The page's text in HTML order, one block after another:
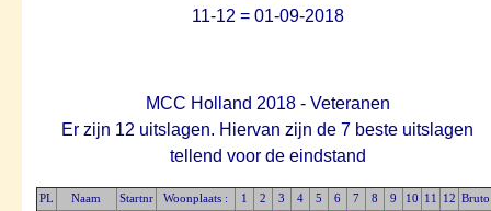
11-12 = 01-09-2018
MCC Holland 2018 - Veteranen
Er zijn 12 uitslagen. Hiervan zijn de 7 beste uitslagen
tellend voor de eindstand
PL Naam Startnr Woonplaats : 1 2 3 4 5 6 7 8 9 10 11 12 Bruto